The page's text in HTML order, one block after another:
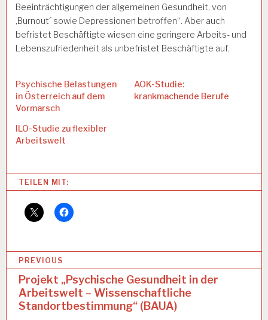
Beeinträchtigungen der allgemeinen Gesundheit, von
,Burnout´ sowie Depressionen betroffen“. Aber auch
befristet Beschäftigte wiesen eine geringere Arbeits- und
Lebenszufriedenheit als unbefristet Beschäftigte auf.
Psychische Belastungen
in Österreich auf dem
Vormarsch
AOK-Studie:
krankmachende Berufe
ILO-Studie zu flexibler
Arbeitswelt
Categories:
A
R
B
U
N
D
G
E
S
TEILEN MIT:
BPREVIOUS
Projekt „Psychische Gesundheit in der
Arbeitswelt – Wissenschaftliche
Standortbestimmung“ (BAUA)